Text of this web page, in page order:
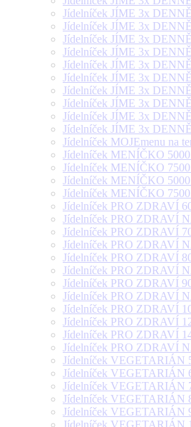
Jídelníček JÍME 3x
Jídelníček JÍME 3x
Jídelníček JÍME 3x
Jídelníček JÍME 3x
Jídelníček JÍME 3x
Jídelníček JÍME 3x
Jídelníček JÍME 3x
Jídelníček JÍME 3x
Jídelníček JÍME 3x
Jídelníček JÍME 3x
Jídelníček MOJEmenu na
Jídelníček MENÍČKO 5000
Jídelníček MENÍČKO 7500
Jídelníček MENÍČKO 5000
Jídelníček MENÍČKO 7500
Jídelníček PRO ZDRAVÍ
Jídelníček PRO ZDRAVÍ
Jídelníček PRO ZDRAVÍ
Jídelníček PRO ZDRAVÍ
Jídelníček PRO ZDRAVÍ
Jídelníček PRO ZDRAVÍ
Jídelníček PRO ZDRAVÍ
Jídelníček PRO ZDRAVÍ
Jídelníček PRO ZDRAVÍ
Jídelníček PRO ZDRAVÍ
Jídelníček PRO ZDRAVÍ
Jídelníček PRO ZDRAVÍ
Jídelníček VEGETARIÁN
Jídelníček VEGETARIÁN
Jídelníček VEGETARIÁN
Jídelníček VEGETARIÁN
Jídelníček VEGETARIÁN
Jídelníček VEGETARIÁN